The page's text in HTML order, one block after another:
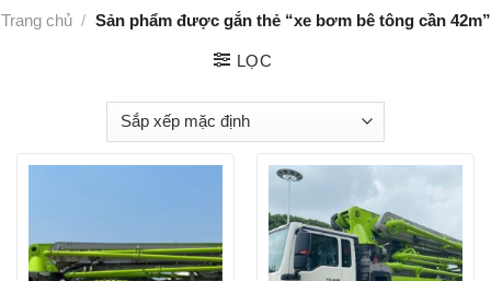
Trang chủ / Sản phẩm được gắn thẻ “xe bơm bê tông cần 42m”
LỌC